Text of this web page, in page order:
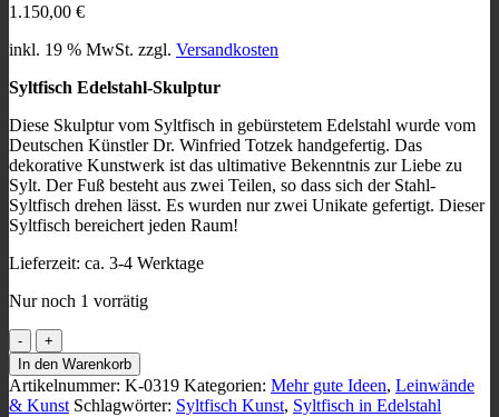
1.150,00 €
inkl. 19 % MwSt. zzgl. Versandkosten
Syltfisch Edelstahl-Skulptur
Diese Skulptur vom Syltfisch in gebürstetem Edelstahl wurde vom
Deutschen Künstler Dr. Winfried Totzek handgefertig. Das
dekorative Kunstwerk ist das ultimative Bekenntnis zur Liebe zu
Sylt. Der Fuß besteht aus zwei Teilen, so dass sich der Stahl-
Syltfisch drehen lässt. Es wurden nur zwei Unikate gefertigt. Dieser
Syltfisch bereichert jeden Raum!
Lieferzeit: ca. 3-4 Werktage
Nur noch 1 vorrätig
Syltfisch
Edelstahl-
Skulptur
Menge
In den Warenkorb
Artikelnummer: K-0319 Kategorien: Mehr gute Ideen, Leinwände
& Kunst Schlagwörter: Syltfisch Kunst, Syltfisch in Edelstahl